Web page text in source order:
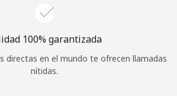
100% garantizada
directas en el mundo te ofrecen llamadas
nítidas.